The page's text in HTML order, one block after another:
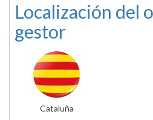
Localización del
gestor
Cataluña